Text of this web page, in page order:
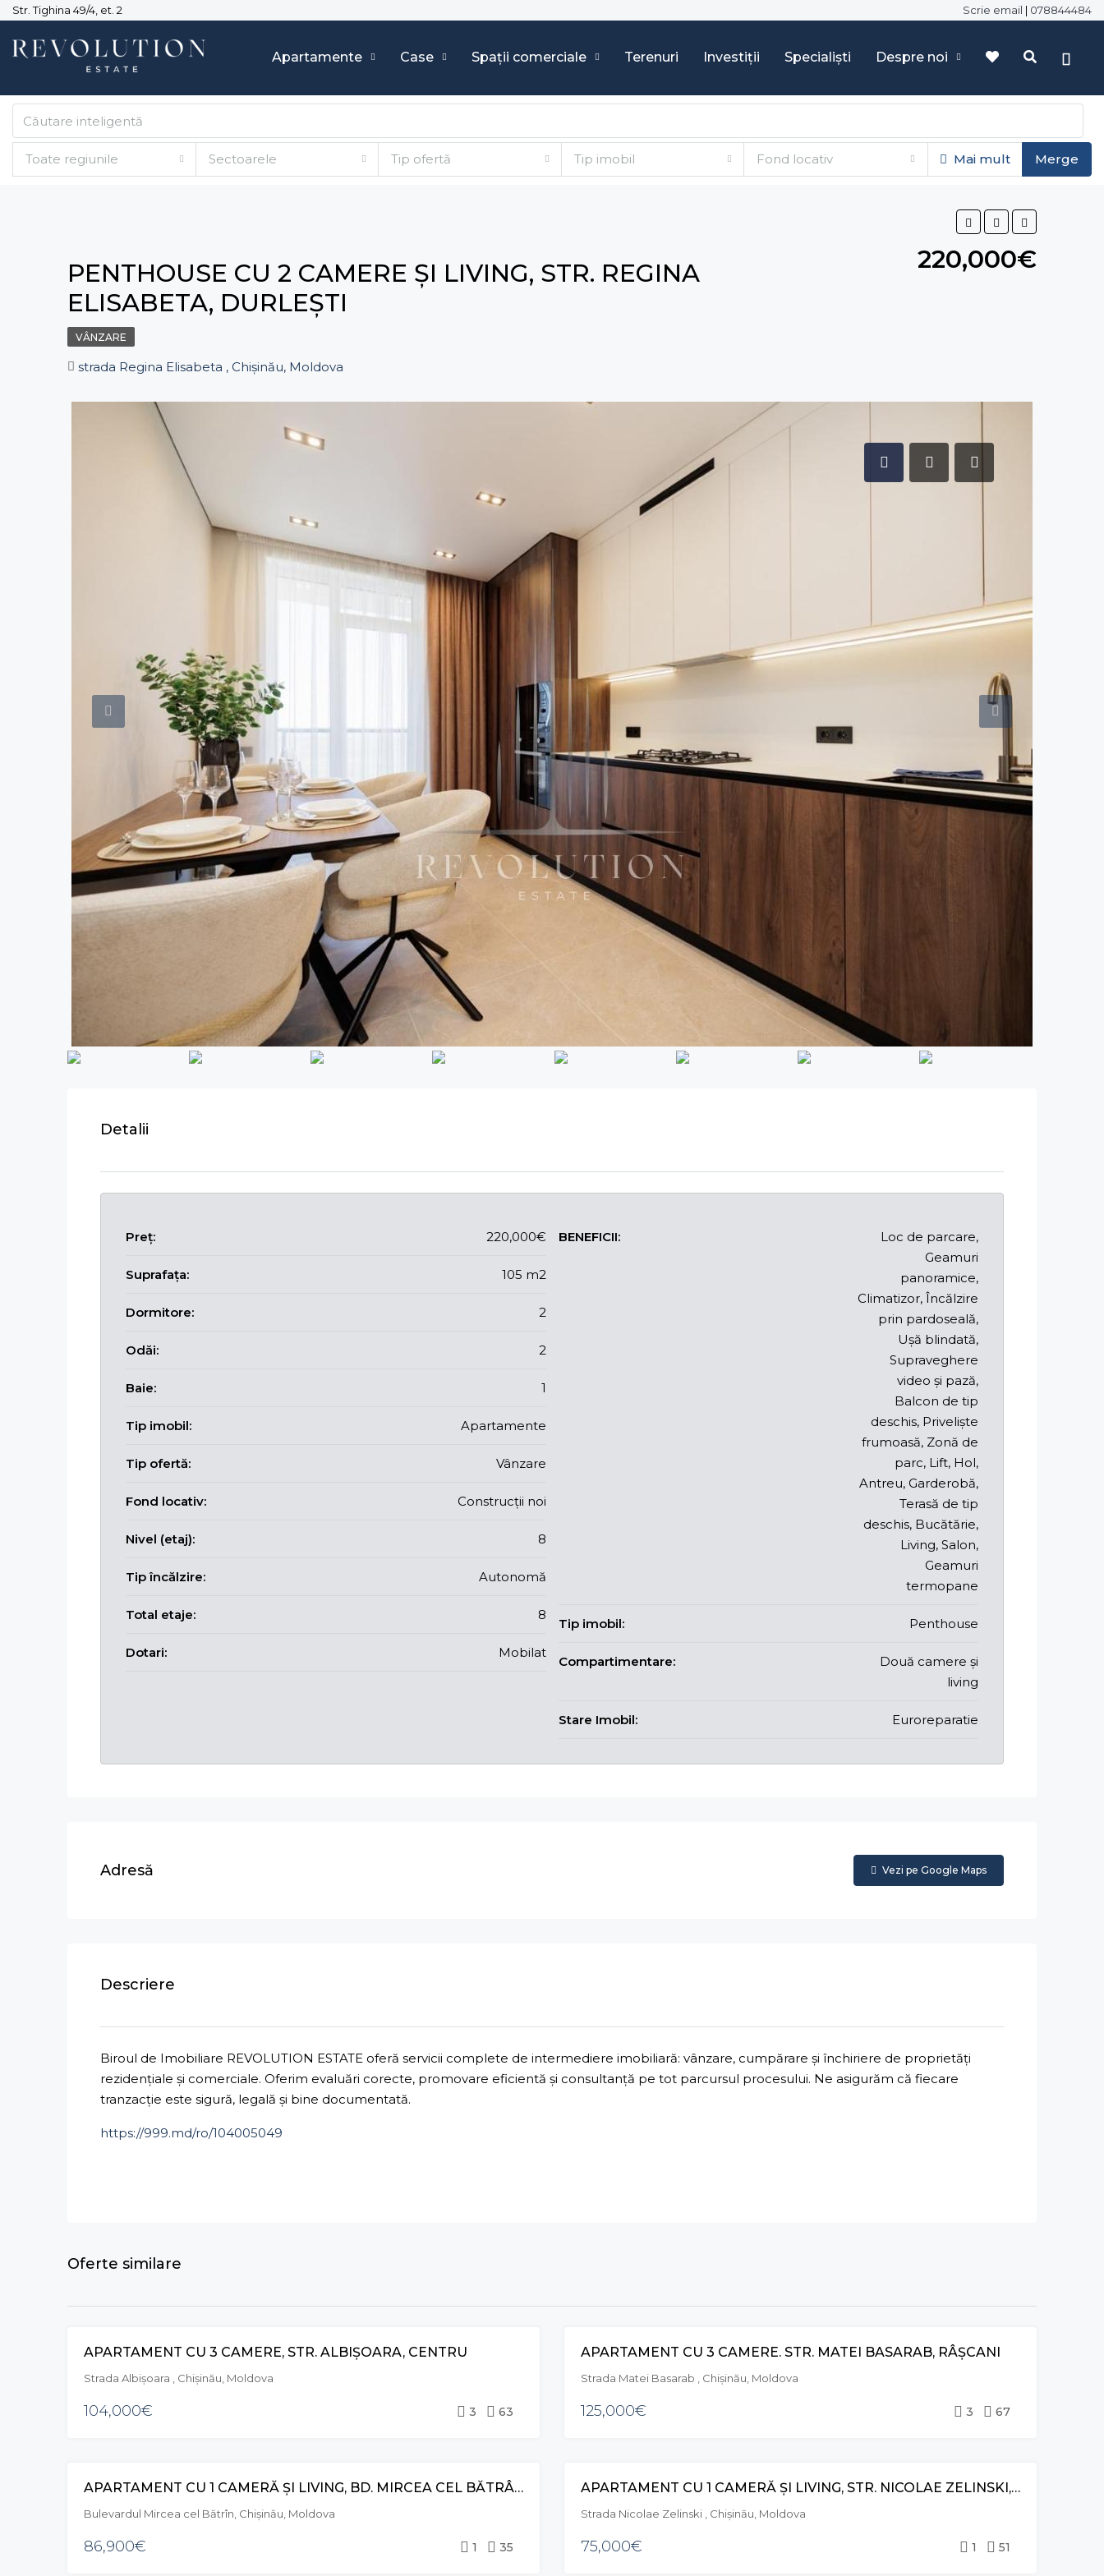
Str. Tighina 49/4, et. 2 Scrie email | 078844484
Apartamente Case Spații comerciale Terenuri Investiții Specialiști Despre noi
Toate regiunile Sectoarele Tip ofertă Tip imobil Fond locativ Mai mult Merge
PENTHOUSE CU 2 CAMERE ȘI LIVING, STR. REGINA
ELISABETA, DURLEȘTI
220,000€
VÂNZARE
strada Regina Elisabeta , Chișinău, Moldova
Detalii
Preț: 220,000€
Suprafața: 105 m2
Dormitore: 2
Odăi: 2
Baie: 1
Tip imobil: Apartamente
Tip ofertă: Vânzare
Fond locativ: Construcții noi
Nivel (etaj): 8
Tip încălzire: Autonomă
Total etaje: 8
Dotari: Mobilat
BENEFICII:
Loc de parcare,
Geamuri
panoramice,
Climatizor, Încălzire
prin pardoseală,
Ușă blindată,
Supraveghere
video și pază,
Balcon de tip
deschis, Priveliște
frumoasă, Zonă de
parc, Lift, Hol,
Antreu, Garderobă,
Terasă de tip
deschis, Bucătărie,
Living, Salon,
Geamuri
termopane
Tip imobil: Penthouse
Compartimentare:
Două camere și
living
Stare Imobil: Euroreparatie
Adresă Vezi pe Google Maps
Descriere
Biroul de Imobiliare REVOLUTION ESTATE oferă servicii complete de intermediere imobiliară: vânzare, cumpărare și închiriere de proprietăți
rezidențiale și comerciale. Oferim evaluări corecte, promovare eficientă și consultanță pe tot parcursul procesului. Ne asigurăm că fiecare
tranzacție este sigură, legală și bine documentată.
https://999.md/ro/104005049
Oferte similare
APARTAMENT CU 3 CAMERE, STR. ALBIȘOARA, CENTRU
Strada Albișoara , Chișinău, Moldova
104,000€ 3 63
VÂNZARE
APARTAMENT CU 3 CAMERE. STR. MATEI BASARAB, RÂȘCANI
Strada Matei Basarab , Chișinău, Moldova
125,000€ 3 67
VÂNZAREAPARTAMENT CU 1 CAMERĂ ȘI LIVING, BD. MIRCEA CEL BĂTRÂN, CIOCANA
Bulevardul Mircea cel Bătrîn, Chișinău, Moldova
86,900€ 1 35
VÂNZAREAPARTAMENT CU 1 CAMERĂ ȘI LIVING, STR. NICOLAE ZELINSKI, BOTANICA
Strada Nicolae Zelinski , Chișinău, Moldova
75,000€ 1 51